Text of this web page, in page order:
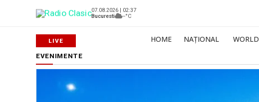
07.08.2026 | 02:37
Bucuresti
--°C
HOME NAȚIONAL WORLD
EVENIMENTE